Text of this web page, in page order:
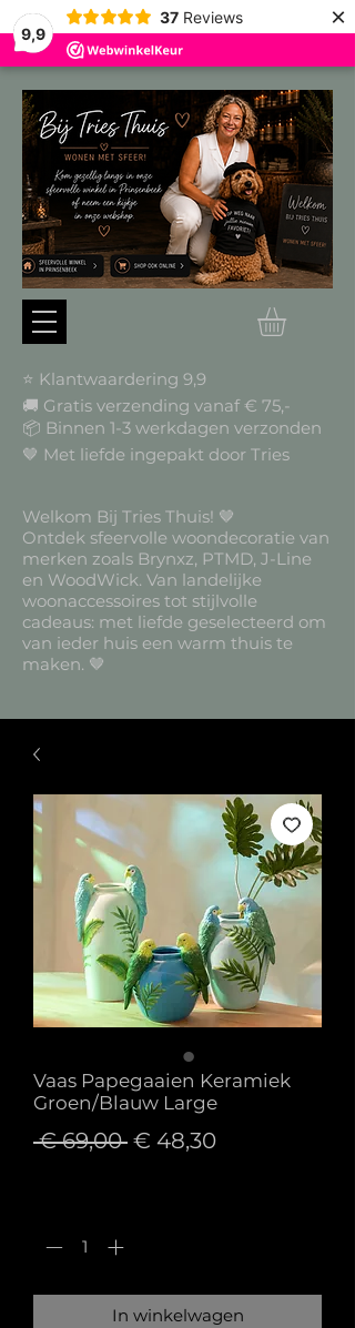
9,9
37 Reviews ×
⭐ Klantwaardering 9,9
🚚 Gratis verzending vanaf € 75,-
📦 Binnen 1-3 werkdagen verzonden
🤎 Met liefde ingepakt door Tries
Welkom Bij Tries Thuis! 🤎
Ontdek sfeervolle woondecoratie van
merken zoals Brynxz, PTMD, J-Line
en WoodWick. Van landelijke
woonaccessoires tot stijlvolle
cadeaus: met liefde geselecteerd om
van ieder huis een warm thuis te
maken. 🤎
Vaas Papegaaien Keramiek
Groen/Blauw Large
€ 69,00 Normale
€ 48,30Verkoopprijs
In winkelwagen